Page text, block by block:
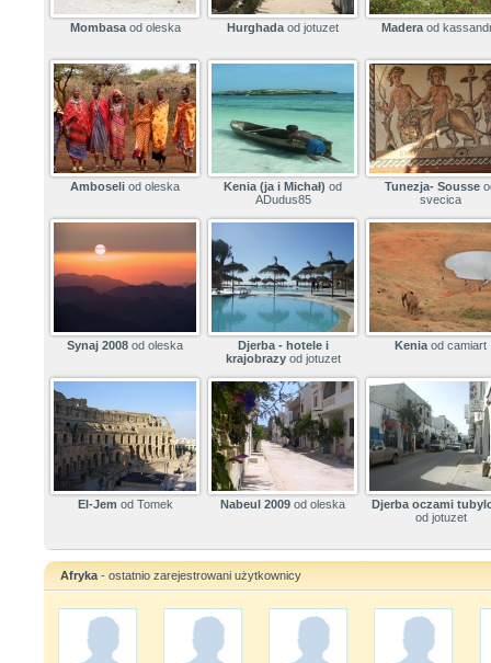
Mombasaod oleska Hurghada od jotuzet Madera od
Amboseli od oleska Kenia (ja i Michał) od
ADudus85
Tunezja- Sousse
svecica
Synaj 2008 od oleska
Djerba - hotele i
krajobrazyod jotuzet
Kenia od camiart
El-Jem od Tomek Nabeul 2009 od oleska
Djerba oczami
od jotuzet
Afryka - ostatnio zarejestrowani użytkownicy